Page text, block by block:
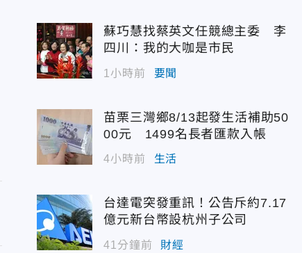
蘇巧慧找蔡英文任競總主委 李
四川：我的大咖是市民
1小時前 要聞
苗栗三灣鄉8/13起發生活補助50
00元 1499名長者匯款入帳
4小時前 生活
台達電突發重訊！公告斥約7.17
億元新台幣設杭州子公司
41分鐘前 財經